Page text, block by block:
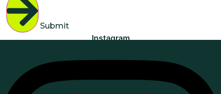
Submit
Instagram